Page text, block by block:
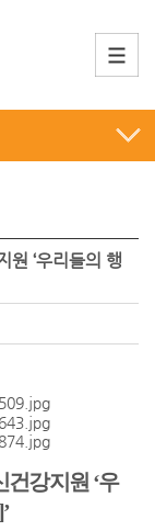
‘우리들의 행
건강지원 ‘우